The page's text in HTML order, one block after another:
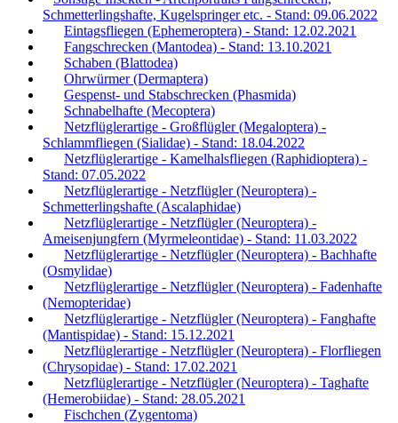
Schmetterlingshafte, Kugelspringer etc. - Stand: 09.06.2022
Eintagsfliegen (Ephemeroptera) - Stand: 12.02.2021
Fangschrecken (Mantodea) - Stand: 13.10.2021
Schaben (Blattodea)
Ohrwürmer (Dermaptera)
Gespenst- und Stabschrecken (Phasmida)
Schnabelhafte (Mecoptera)
Netzflüglerartige - Großflügler (Megaloptera) -
Schlammfliegen (Sialidae) - Stand: 18.04.2022
Netzflüglerartige - Kamelhalsfliegen (Raphidioptera) -
Stand: 07.05.2022
Netzflüglerartige - Netzflügler (Neuroptera) -
Schmetterlingshafte (Ascalaphidae)
Netzflüglerartige - Netzflügler (Neuroptera) -
Ameisenjungfern (Myrmeleontidae) - Stand: 11.03.2022
Netzflüglerartige - Netzflügler (Neuroptera) - Bachhafte
(Osmylidae)
Netzflüglerartige - Netzflügler (Neuroptera) - Fadenhafte
(Nemopteridae)
Netzflüglerartige - Netzflügler (Neuroptera) - Fanghafte
(Mantispidae) - Stand: 15.12.2021
Netzflüglerartige - Netzflügler (Neuroptera) - Florfliegen
(Chrysopidae) - Stand: 17.02.2021
Netzflüglerartige - Netzflügler (Neuroptera) - Taghafte
(Hemerobiidae) - Stand: 28.05.2021
Fischchen (Zygentoma)